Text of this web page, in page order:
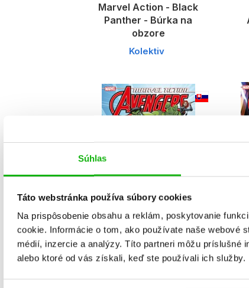
Súhlas
Táto webstránka používa súbory cookies
Na prispôsobenie obsahu a reklám, poskytovanie
cookie. Informácie o tom, ako používate naše webové
médií, inzercie a analýzy. Títo partneri môžu
alebo ktoré od vás získali, keď ste používali ich služby.
Marvel Action - Black
Panther - Búrka na
obzore
Kolektiv
Marvel Action -
Avengers 1: Nová
hrozba